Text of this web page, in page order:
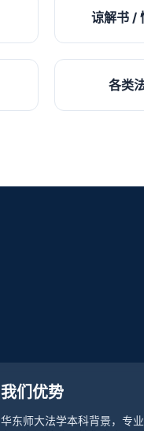
谅解书 /
各类
我们优势
华东师大法学本科背景，专